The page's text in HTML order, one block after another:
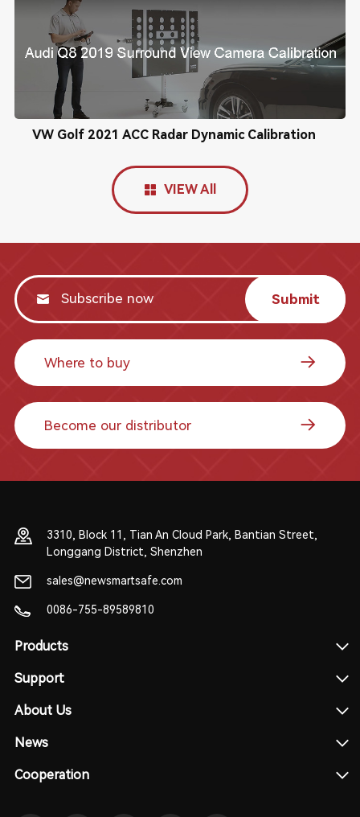
VW Golf 2021 ACC Radar Dynamic Calibration
VIEW All
Submit
Where to buy
Become our distributor
3310, Block 11, Tian An Cloud Park, Bantian Street,
Longgang District, Shenzhen
sales@newsmartsafe.com
0086-755-89589810
Products
Support
About Us
News
Cooperation